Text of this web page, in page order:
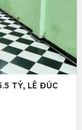
TỶ, LÊ ĐÚC